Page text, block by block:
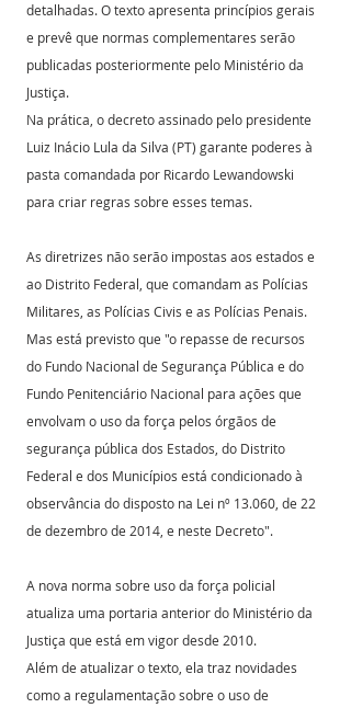
detalhadas. O texto apresenta princípios gerais
e prevê que normas complementares serão
publicadas posteriormente pelo Ministério da
Justiça.
Na prática, o decreto assinado pelo presidente
Luiz Inácio Lula da Silva (PT) garante poderes à
pasta comandada por Ricardo Lewandowski
para criar regras sobre esses temas.
As diretrizes não serão impostas aos estados e
ao Distrito Federal, que comandam as Polícias
Militares, as Polícias Civis e as Polícias Penais.
Mas está previsto que "o repasse de recursos
do Fundo Nacional de Segurança Pública e do
Fundo Penitenciário Nacional para ações que
envolvam o uso da força pelos órgãos de
segurança pública dos Estados, do Distrito
Federal e dos Municípios está condicionado à
observância do disposto na Lei nº 13.060, de 22
de dezembro de 2014, e neste Decreto".
A nova norma sobre uso da força policial
atualiza uma portaria anterior do Ministério da
Justiça que está em vigor desde 2010.
Além de atualizar o texto, ela traz novidades
como a regulamentação sobre o uso de